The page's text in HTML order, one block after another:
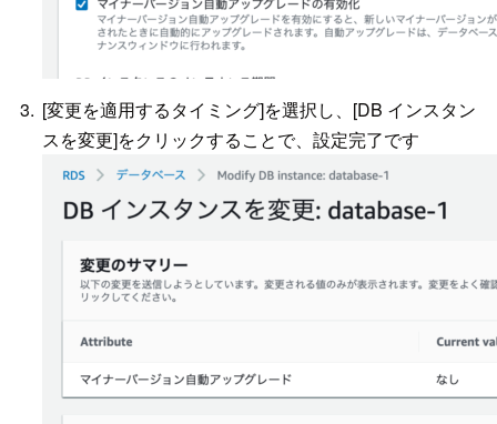
[変更を適用するタイミング]を選択し、[DB インスタン
スを変更]をクリックすることで、設定完了です